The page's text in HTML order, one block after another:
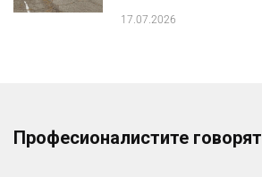
17.07.2026
Професионалистите говорят